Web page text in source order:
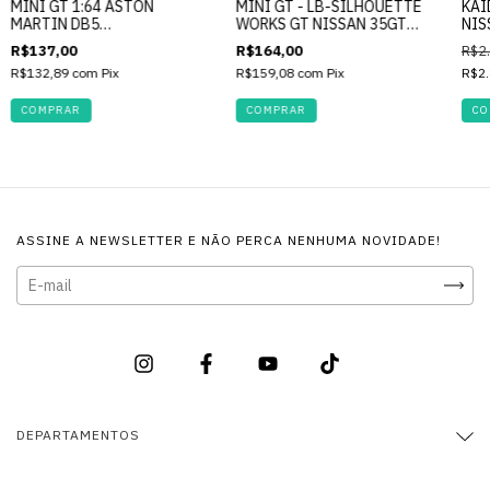
MINI GT 1:64 ASTON
MARTIN DB5
THUNDERBALL 007 SPA
PKG - #901
R$137,00
R$132,89 com Pix
MINI GT - LB-SILHOUETTE
WORKS GT NISSAN 35GT
RR V1 LBW #742
R$164,00
R$159,08 com Pix
ASSINE A NEWSLETTER E NÃO PERCA NENHUMA NOVIDADE!
DEPARTAMENTOS